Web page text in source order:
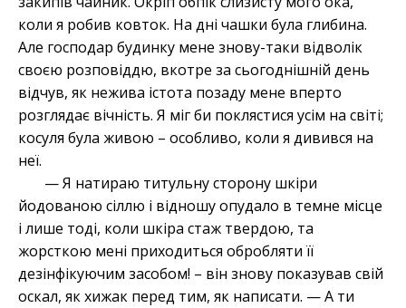
коли я робив ковток. На дні чашки була глибина.
Але господар будинку мене знову-таки відволік
своєю розповіддю, вкотре за сьогоднішній день
відчув, як нежива істота позаду мене вперто
розглядає вічність. Я міг би поклястися усім на світі;
косуля була живою – особливо, коли я дивився на
неї.
— Я натираю титульну сторону шкіри
йодованою сіллю і відношу опудало в темне місце
і лише тоді, коли шкіра стаж твердою, та
жорсткою мені приходиться обробляти її
дезінфікуючим засобом! – він знову показував свій
оскал, як хижак перед тим, як написати. — А ти